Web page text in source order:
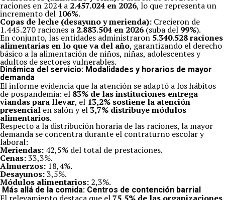
raciones en 2024 a 2.457.024 en 2026, lo que representa un
incremento del 106%.
Copas de leche (desayuno y merienda): Crecieron de
1.445.270 raciones a 2.883.504 en 2026 (suba del 99%).
En conjunto, las entidades administraron 5.340.528 raciones
alimentarias en lo que va del año, garantizando el derecho
básico a la alimentación de niños, niñas, adolescentes y
adultos de sectores vulnerables.
Dinámica del servicio: Modalidades y horarios de mayor
demanda
El informe evidencia que la atención se adaptó a los hábitos
de pospandemia: el 83% de las instituciones entrega
viandas para llevar, el 13,2% sostiene la atención
presencial en salón y el 3,7% distribuye módulos
alimentarios.
Respecto a la distribución horaria de las raciones, la mayor
demanda se concentra durante el contraturno escolar y
laboral:
Meriendas: 42,5% del total de prestaciones.
Cenas:33,3%.
Almuerzos: 18,4%.
Desayunos:3,5%.
Módulos alimentarios: 2,3%.
Más allá de la comida: Centros de contención barrial